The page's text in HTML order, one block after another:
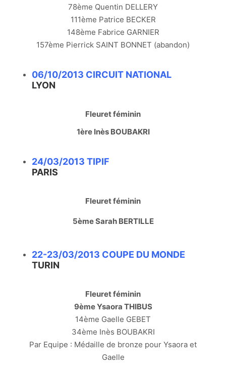
78ème Quentin DELLERY
111ème Patrice BECKER
148ème Fabrice GARNIER
157ème Pierrick SAINT BONNET (abandon)
06/10/2013 CIRCUIT NATIONAL
LYON
Fleuret féminin
1ère Inès BOUBAKRI
24/03/2013 TIPIF
PARIS
Fleuret féminin
5ème Sarah BERTILLE
22-23/03/2013 COUPE DU MONDE
TURIN
Fleuret féminin
9ème Ysaora THIBUS
14ème Gaelle GEBET
34ème Inès BOUBAKRI
Par Equipe : Médaille de bronze pour Ysaora et
Gaelle